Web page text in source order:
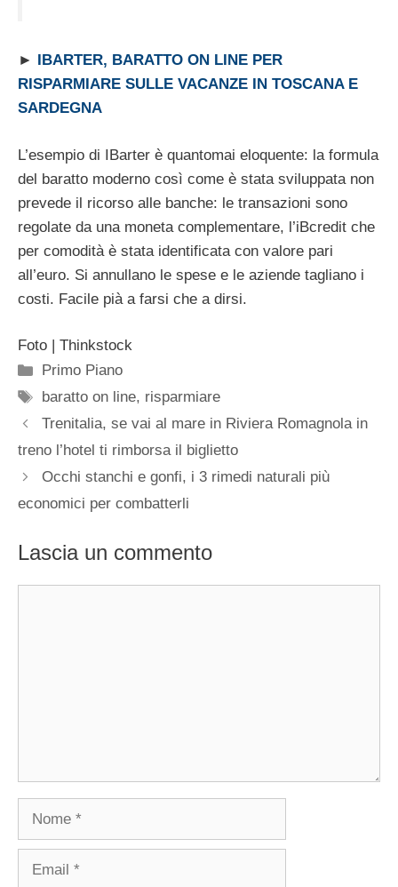
►
IBARTER, BARATTO ON LINE PER
RISPARMIARE SULLE VACANZE IN TOSCANA E
SARDEGNA
L’esempio di IBarter è quantomai eloquente: la formula
del baratto moderno così come è stata sviluppata non
prevede il ricorso alle banche: le transazioni sono
regolate da una moneta complementare, l’iBcredit che
per comodità è stata identificata con valore pari
all’euro. Si annullano le spese e le aziende tagliano i
costi. Facile pià a farsi che a dirsi.
Foto | Thinkstock
Categorie
Primo Piano
Tag
baratto on line, risparmiare
Trenitalia, se vai al mare in Riviera Romagnola in
treno l’hotel ti rimborsa il biglietto
Occhi stanchi e gonfi, i 3 rimedi naturali più
economici per combatterli
Lascia un commento
Nome
Email